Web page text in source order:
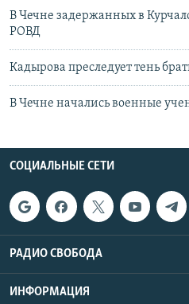
В Чечне задержанных в
РОВД
Кадырова преследует тень
В Чечне начались военные
СОЦИАЛЬНЫЕ СЕТИ
РАДИО СВОБОДА
ИНФОРМАЦИЯ